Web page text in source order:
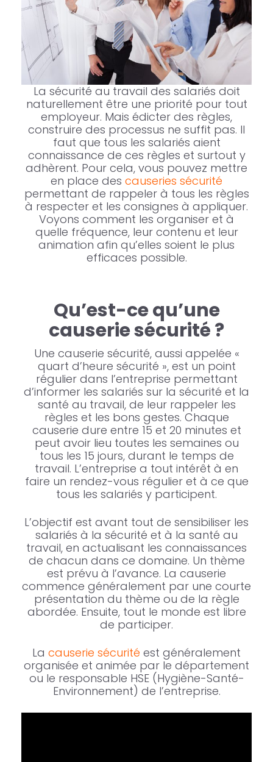
La sécurité au travail des salariés doit
naturellement être une priorité pour tout
employeur. Mais édicter des règles,
construire des processus ne suffit pas. Il
faut que tous les salariés aient
connaissance de ces règles et surtout y
adhèrent. Pour cela, vous pouvez mettre
en place des causeries sécurité
permettant de rappeler à tous les règles
à respecter et les consignes à appliquer.
Voyons comment les organiser et à
quelle fréquence, leur contenu et leur
animation afin qu’elles soient le plus
efficaces possible.
Qu’est-ce qu’une
causerie sécurité ?
Une causerie sécurité, aussi appelée «
quart d’heure sécurité », est un point
régulier dans l’entreprise permettant
d’informer les salariés sur la sécurité et la
santé au travail, de leur rappeler les
règles et les bons gestes. Chaque
causerie dure entre 15 et 20 minutes et
peut avoir lieu toutes les semaines ou
tous les 15 jours, durant le temps de
travail. L’entreprise a tout intérêt à en
faire un rendez-vous régulier et à ce que
tous les salariés y participent.
L’objectif est avant tout de sensibiliser les
salariés à la sécurité et à la santé au
travail, en actualisant les connaissances
de chacun dans ce domaine. Un thème
est prévu à l’avance. La causerie
commence généralement par une courte
présentation du thème ou de la règle
abordée. Ensuite, tout le monde est libre
de participer.
La causerie sécurité est généralement
organisée et animée par le département
ou le responsable HSE (Hygiène-Santé-
Environnement) de l’entreprise.